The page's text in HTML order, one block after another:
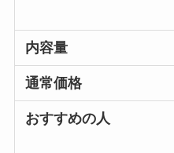
内容量
通常価格
おすすめの人